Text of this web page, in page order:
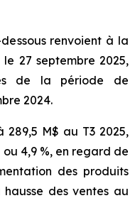
renvoient à la
27 septembre 2025,
de la période de
2024.
289,5 M$ au T3 2025,
4,9 %, en regard de
des produits
des ventes au